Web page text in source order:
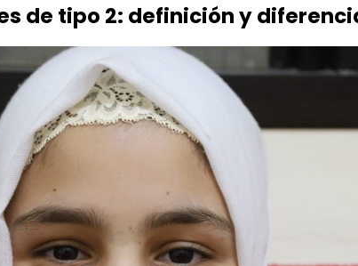
de tipo 2: definición y